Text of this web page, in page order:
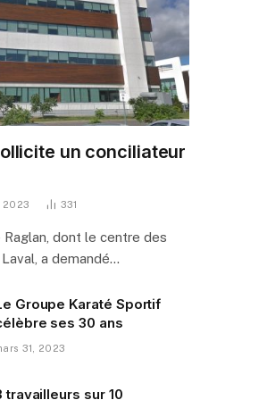
un conciliateur
2023 331
Raglan, dont le centre des
a demandé…
Groupe Karaté Sportif
ses 30 ans
31, 2023
travailleurs sur 10